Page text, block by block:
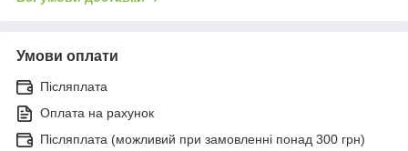
Умови оплати
Післяплата
Оплата на рахунок
Післяплата (можливий при замовленні понад 300 грн)